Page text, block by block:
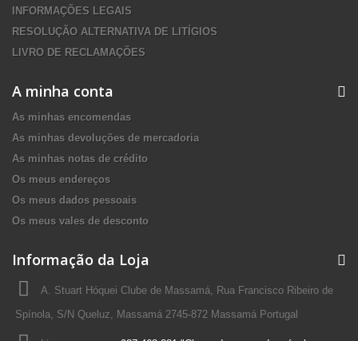
INFORMAÇÕES LEGAIS
RESOLUÇÃO ALTERNATIVA DE LITÍGIOS
LIVRO DE RECLAMAÇÕES
A minha conta
As minhas encomendas
As minhas devoluções de mercadoria
As minhas notas de crédito
Os meus endereços
Os meus dados pessoais
Os meus vales de desconto
Informação da Loja
A. Stuart Hóquei Clube de Massamá, Rua Francisco Ribeiro de
Spínola, S/N Queluz, Massamá 2745-872 Massamá Portugal